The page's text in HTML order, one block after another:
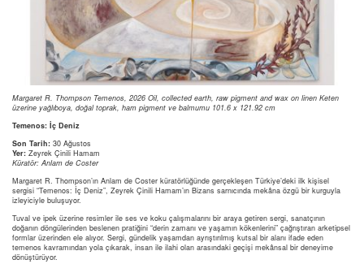
Margaret R. Thompson Temenos, 2026 Oil, collected earth, raw pigment and wax on linen Keten
üzerine yağlıboya, doğal toprak, ham pigment ve balmumu 101.6 x 121.92 cm
Temenos: İç Deniz
Son Tarih: 30 Ağustos
Yer: Zeyrek Çinili Hamam
Küratör: Anlam de Coster
Margaret R. Thompson’ın Anlam de Coster küratörlüğünde gerçekleşen Türkiye’deki ilk kişisel
sergisi “Temenos: İç Deniz”, Zeyrek Çinili Hamam’ın Bizans sarnıcında mekâna özgü bir kurguyla
izleyiciyle buluşuyor.
Tuval ve ipek üzerine resimler ile ses ve koku çalışmalarını bir araya getiren sergi, sanatçının
doğanın döngülerinden beslenen pratiğini “derin zamanı ve yaşamın kökenlerini” çağrıştıran arketipsel
formlar üzerinden ele alıyor. Sergi, gündelik yaşamdan ayrıştırılmış kutsal bir alanı ifade eden
temenos kavramından yola çıkarak, insan ile ilahi olan arasındaki geçişi mekânsal bir deneyime
dönüştürüyor.